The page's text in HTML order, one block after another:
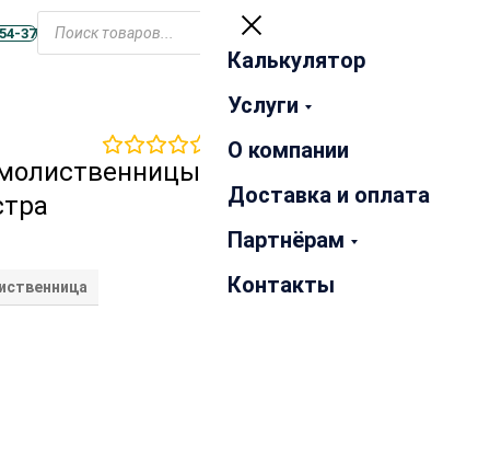
37
Закрыть
Калькулятор
Услуги
О компании
Доставка и оплата
Партнёрам
Контакты
отзывов